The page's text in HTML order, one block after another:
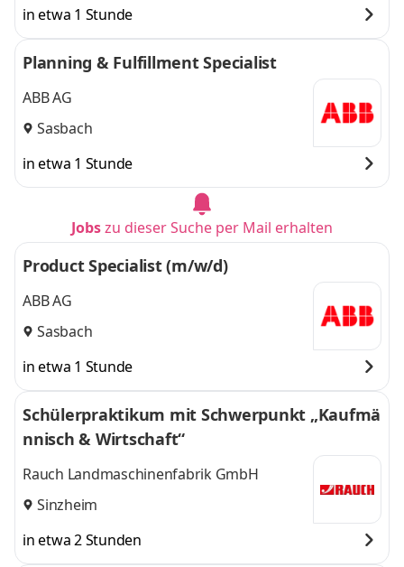
in etwa 1 Stunde
Planning & Fulfillment Specialist
ABB AG
Sasbach
in etwa 1 Stunde
Jobszu dieser Suche per Mail erhalten
Product Specialist (m/w/d)
ABB AG
Sasbach
in etwa 1 Stunde
Schülerpraktikum mit Schwerpunkt „Kaufmä
nnisch & Wirtschaft“
Rauch Landmaschinenfabrik GmbH
Sinzheim
in etwa 2 Stunden